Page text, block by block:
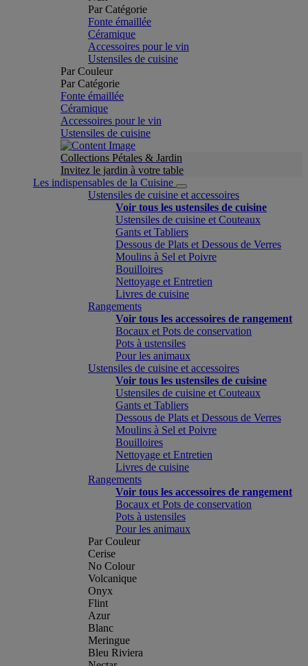
Par Catégorie
Fonte émaillée
Céramique
Accessoires pour le vin
Ustensiles de cuisine
Par Couleur
Par Catégorie
Fonte émaillée
Céramique
Accessoires pour le vin
Ustensiles de cuisine
Collections Pétales & Jardin
Invitez le jardin à votre table
Les indispensables de la Cuisine
Ustensiles de cuisine et accessoires
Voir tous les ustensiles de cuisine
Ustensiles de cuisine et Couteaux
Gants et Tabliers
Dessous de Plats et Dessous de Verres
Moulins à Sel et Poivre
Bouilloires
Nettoyage et Entretien
Livres de cuisine
Rangements
Voir tous les accessoires de rangement
Bocaux et Pots de conservation
Pots à ustensiles
Pour les animaux
Ustensiles de cuisine et accessoires
Voir tous les ustensiles de cuisine
Ustensiles de cuisine et Couteaux
Gants et Tabliers
Dessous de Plats et Dessous de Verres
Moulins à Sel et Poivre
Bouilloires
Nettoyage et Entretien
Livres de cuisine
Rangements
Voir tous les accessoires de rangement
Bocaux et Pots de conservation
Pots à ustensiles
Pour les animaux
Par Couleur
Cerise
No Colour
Volcanique
Onyx
Flint
Azur
Blanc
Meringue
Bleu Riviera